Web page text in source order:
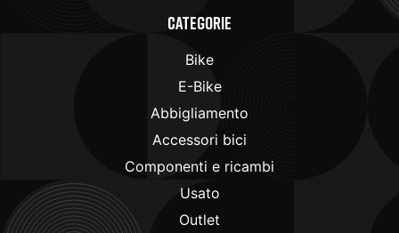
Categorie
Bike
E-Bike
Abbigliamento
Accessori bici
Componenti e ricambi
Usato
Outlet